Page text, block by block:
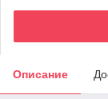
Описание